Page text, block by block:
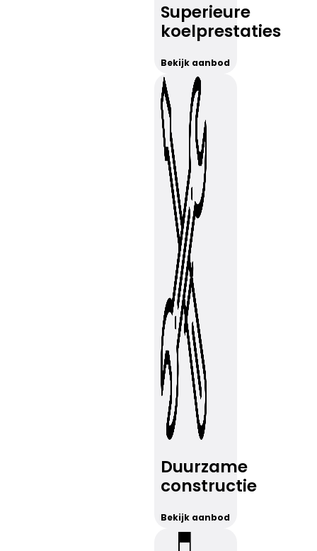
Superieure
koelprestaties
Bekijk aanbod
Duurzame
constructie
Bekijk aanbod